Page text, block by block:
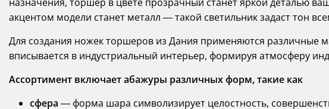
акцентом модели станет металл — такой светильник задаст тон
Для создания ножек торшеров из Дания применяются различные
вписывается в индустриальный интерьер, формируя атмосферу
Ассортимент включает абажуры различных форм, такие как
сфера — форма шара символизирует целостность,